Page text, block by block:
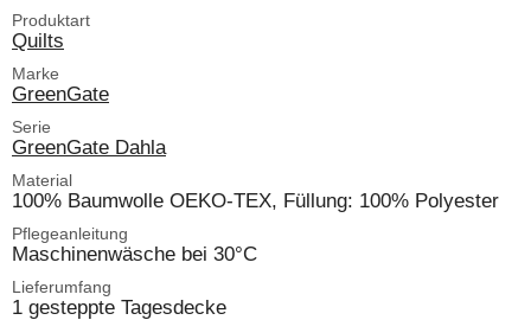
Produktart
Quilts
Marke
GreenGate
Serie
GreenGate Dahla
Material
100% Baumwolle OEKO-TEX, Füllung: 100% Polyester
Pflegeanleitung
Maschinenwäsche bei 30°C
Lieferumfang
1 gesteppte Tagesdecke